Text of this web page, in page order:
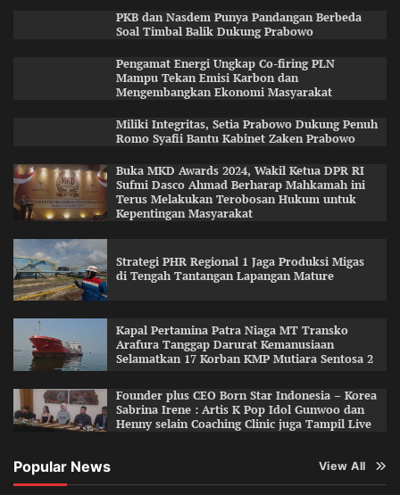
PKB dan Nasdem Punya Pandangan Berbeda
Soal Timbal Balik Dukung Prabowo
Pengamat Energi Ungkap Co-firing PLN
Mampu Tekan Emisi Karbon dan
Mengembangkan Ekonomi Masyarakat
Miliki Integritas, Setia Prabowo Dukung Penuh
Romo Syafii Bantu Kabinet Zaken Prabowo
Buka MKD Awards 2024, Wakil Ketua DPR RI
Sufmi Dasco Ahmad Berharap Mahkamah ini
Terus Melakukan Terobosan Hukum untuk
Kepentingan Masyarakat
Strategi PHR Regional 1 Jaga Produksi Migas
di Tengah Tantangan Lapangan Mature
Kapal Pertamina Patra Niaga MT Transko
Arafura Tanggap Darurat Kemanusiaan
Selamatkan 17 Korban KMP Mutiara Sentosa 2
Founder plus CEO Born Star Indonesia – Korea
Sabrina Irene : Artis K Pop Idol Gunwoo dan
Henny selain Coaching Clinic juga Tampil Live
Popular News View All